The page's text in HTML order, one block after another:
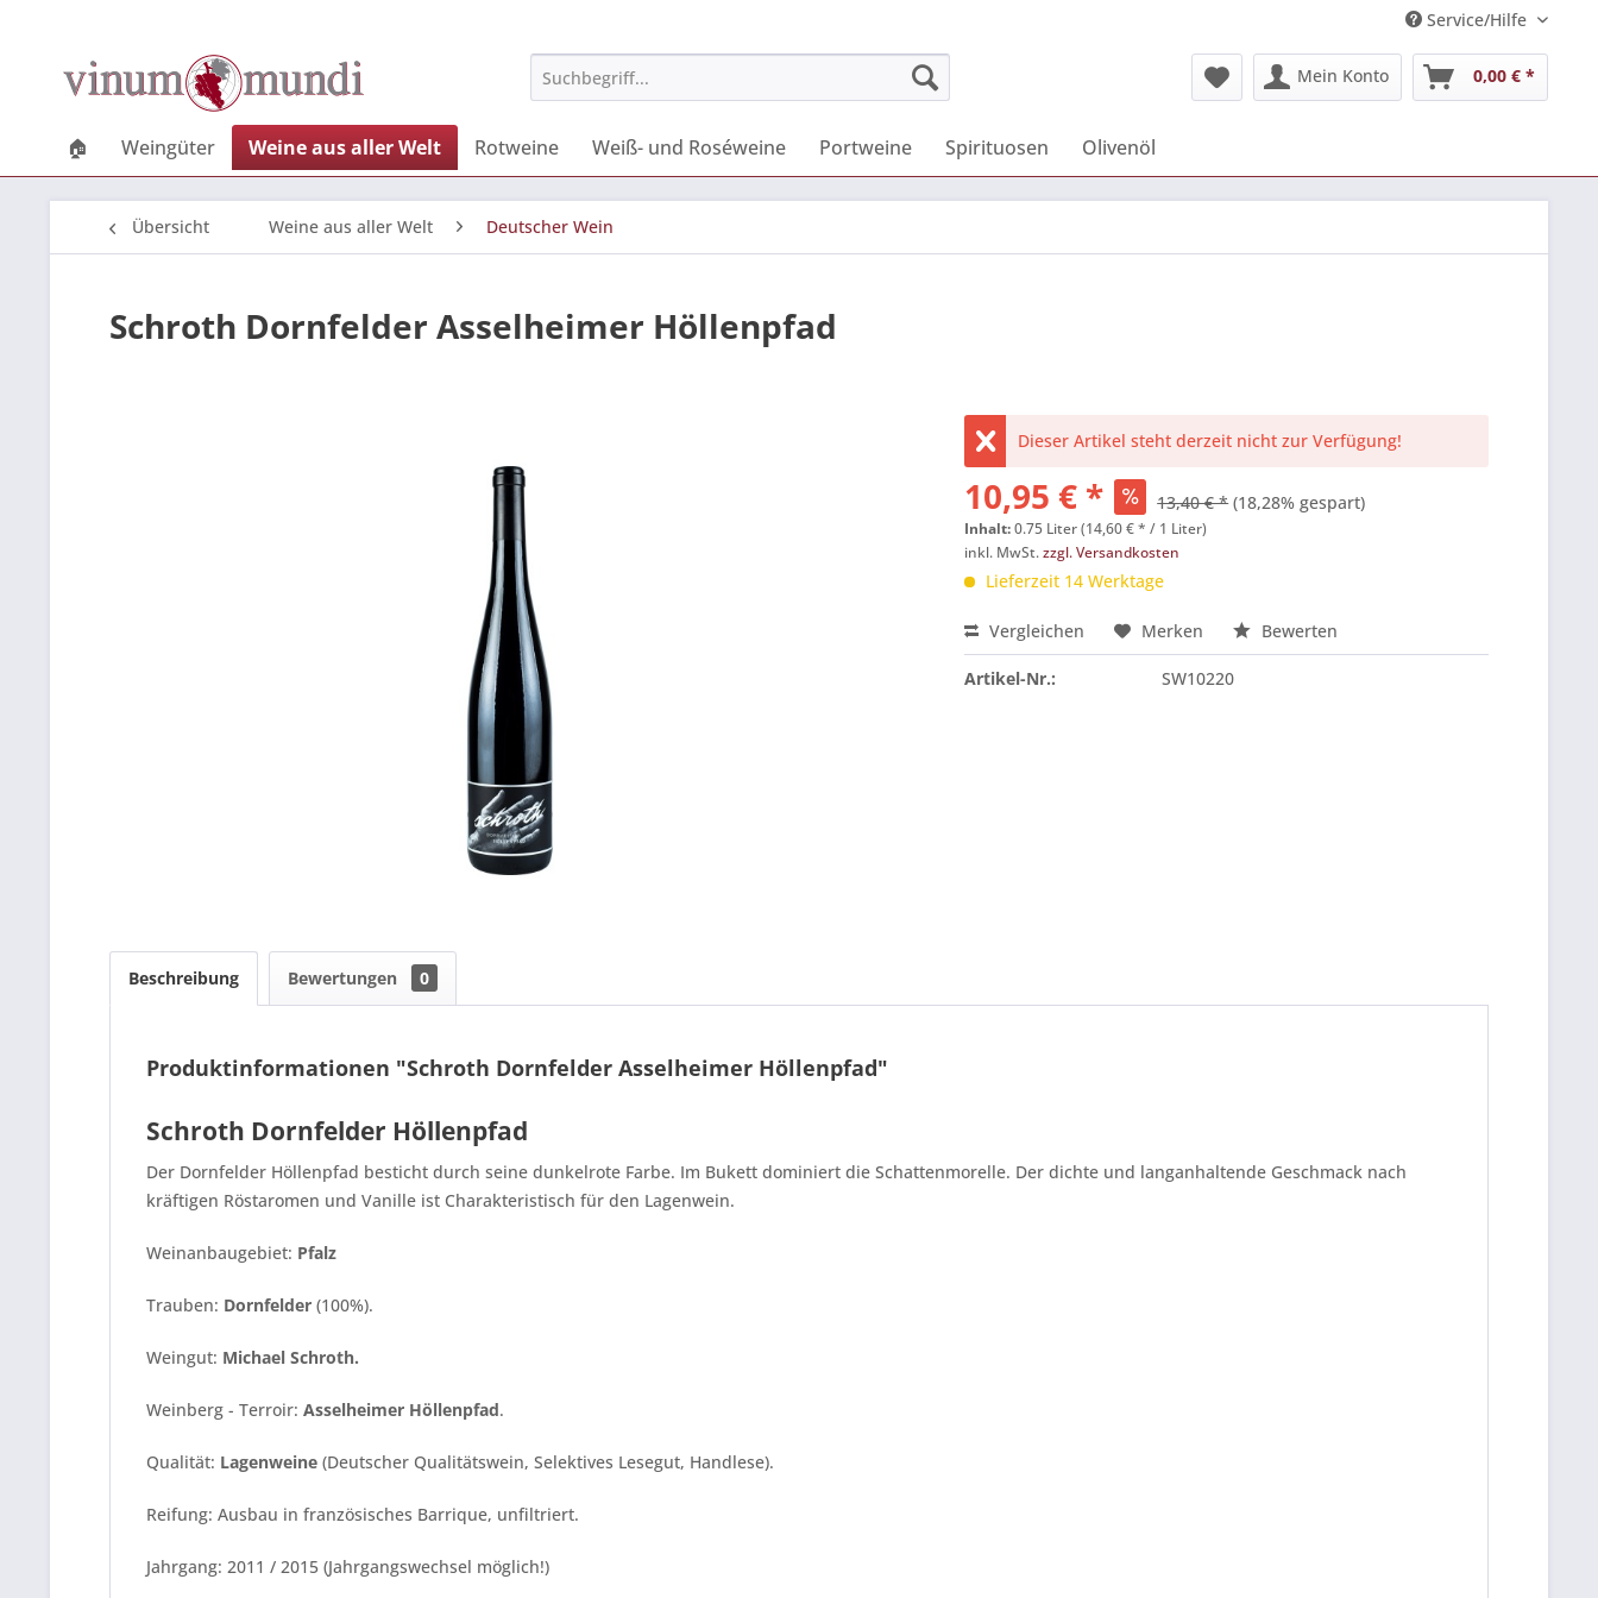
Service/Hilfe
Mein Konto 0,00 € *
🏠 Weingüter Weine aus aller Welt Rotweine Weiß- und Roséweine Portweine Spirituosen Olivenöl
Übersicht Weine aus aller Welt Deutscher Wein
Schroth Dornfelder Asselheimer Höllenpfad
Dieser Artikel steht derzeit nicht zur Verfügung!
10,95 € * 13,40 € * (18,28% gespart)
Inhalt:0.75 Liter (14,60 € * / 1 Liter)
inkl. MwSt.zzgl. Versandkosten
Lieferzeit 14 Werktage
Vergleichen Merken Bewerten
Artikel-Nr.: SW10220
Beschreibung Bewertungen 0
Produktinformationen "Schroth Dornfelder Asselheimer Höllenpfad"
Schroth Dornfelder Höllenpfad
Der Dornfelder Höllenpfad besticht durch seine dunkelrote Farbe. Im Bukett dominiert die Schattenmorelle. Der dichte und langanhaltende Geschmack nach
kräftigen Röstaromen und Vanille ist Charakteristisch für den Lagenwein.
Weinanbaugebiet: Pfalz
Trauben: Dornfelder (100%).
Weingut: Michael Schroth.
Weinberg - Terroir: Asselheimer Höllenpfad.
Qualität: Lagenweine (Deutscher Qualitätswein, Selektives Lesegut, Handlese).
Reifung: Ausbau in französisches Barrique, unfiltriert.
Jahrgang: 2011 / 2015 (Jahrgangswechsel möglich!)